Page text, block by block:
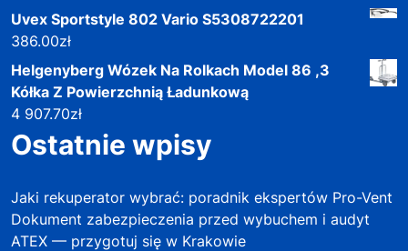
Uvex Sportstyle 802 Vario S5308722201
386.00zł
Helgenyberg Wózek Na Rolkach Model 86 ,3
Kółka Z Powierzchnią Ładunkową
4 907.70zł
Ostatnie wpisy
Jaki rekuperator wybrać: poradnik ekspertów Pro-Vent
Dokument zabezpieczenia przed wybuchem i audyt
ATEX — przygotuj się w Krakowie